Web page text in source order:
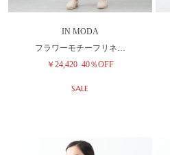
IN MODA
フラワーモチーフリネ…
￥24,420 40％OFF
SALE